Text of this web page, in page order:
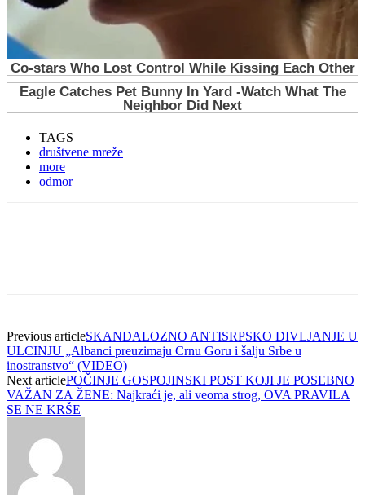
TAGS
društvene mreže
more
odmor
Previous articleSKANDALOZNO ANTISRPSKO DIVLJANJE U
ULCINJU „Albanci preuzimaju Crnu Goru i šalju Srbe u
inostranstvo“ (VIDEO)
Next articlePOČINJE GOSPOJINSKI POST KOJI JE POSEBNO
VAŽAN ZA ŽENE: Najkraći je, ali veoma strog, OVA PRAVILA
SE NE KRŠE